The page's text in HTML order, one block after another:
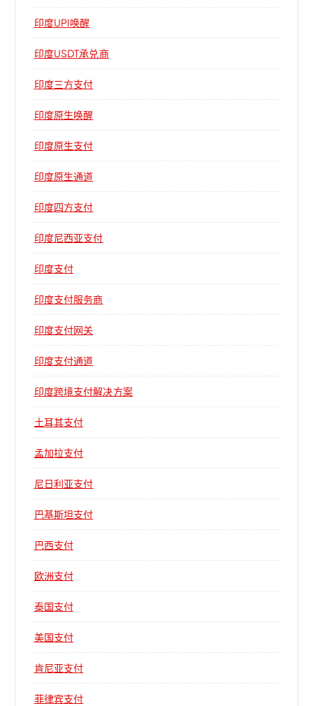
印度UPI唤醒
印度USDT承兑商
印度三方支付
印度原生唤醒
印度原生支付
印度原生通道
印度四方支付
印度尼西亚支付
印度支付
印度支付服务商
印度支付网关
印度支付通道
印度跨境支付解决方案
土耳其支付
孟加拉支付
尼日利亚支付
巴基斯坦支付
巴西支付
欧洲支付
泰国支付
美国支付
肯尼亚支付
菲律宾支付